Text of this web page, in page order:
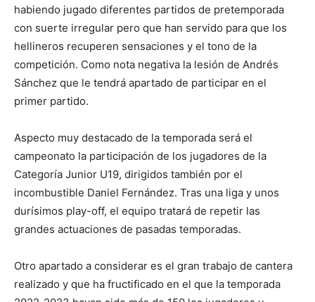
habiendo jugado diferentes partidos de pretemporada
con suerte irregular pero que han servido para que los
hellineros recuperen sensaciones y el tono de la
competición. Como nota negativa la lesión de Andrés
Sánchez que le tendrá apartado de participar en el
primer partido.
Aspecto muy destacado de la temporada será el
campeonato la participación de los jugadores de la
Categoría Junior U19, dirigidos también por el
incombustible Daniel Fernández. Tras una liga y unos
durísimos play-off, el equipo tratará de repetir las
grandes actuaciones de pasadas temporadas.
Otro apartado a considerar es el gran trabajo de cantera
realizado y que ha fructificado en el que la temporada